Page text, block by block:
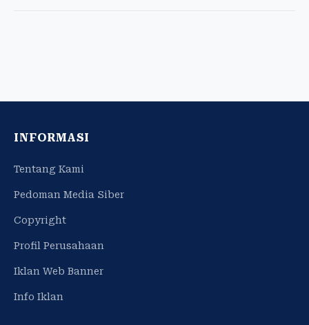
INFORMASI
Tentang Kami
Pedoman Media Siber
Copyright
Profil Perusahaan
Iklan Web Banner
Info Iklan